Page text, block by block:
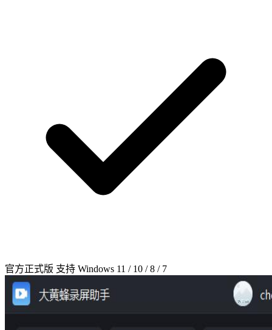
官方正式版 支持 Windows 11 / 10 / 8 / 7